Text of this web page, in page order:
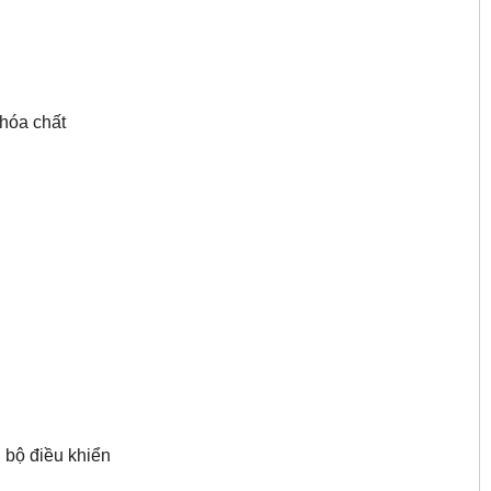
chất
điều khiển